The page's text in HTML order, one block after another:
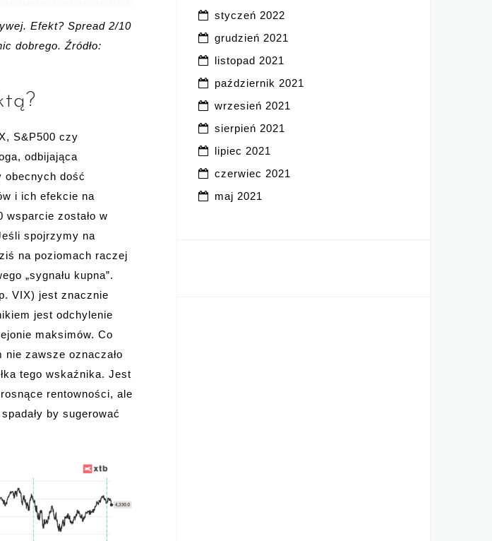
Efekt? Spread 2/10
dobrego. Źródło:
S&P500 czy
odbijająca
obecnych dość
i ich efekcie na
zostało w
spojrzymy na
na poziomach raczej
„sygnału kupna”.
VIX) jest znacznie
jest odchylenie
maksimów. Co
zawsze oznaczało
tego wskaźnika. Jest
rentowności, ale
by sugerować
styczeń 2022
grudzień 2021
listopad 2021
październik 2021
wrzesień 2021
sierpień 2021
lipiec 2021
czerwiec 2021
maj 2021